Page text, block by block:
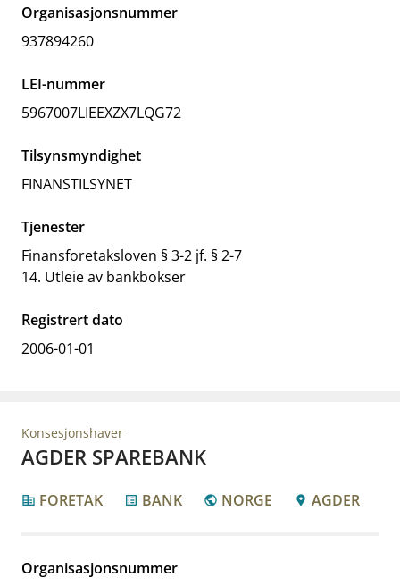
Organisasjonsnummer
937894260
LEI-nummer
5967007LIEEXZX7LQG72
Tilsynsmyndighet
FINANSTILSYNET
Tjenester
Finansforetaksloven § 3-2 jf. § 2-7
14. Utleie av bankbokser
Registrert dato
2006-01-01
Konsesjonshaver
AGDER SPAREBANK
corporate_fare FORETAK list_alt BANK public NORGE location_pin AGDER
Organisasjonsnummer